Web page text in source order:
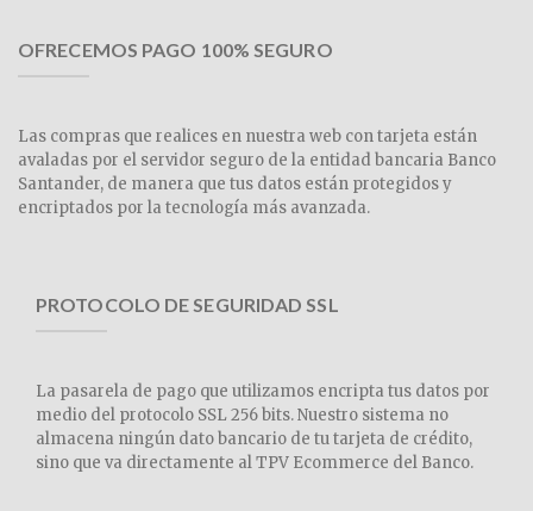
OFRECEMOS PAGO 100% SEGURO
Las compras que realices en nuestra web con tarjeta están
avaladas por el servidor seguro de la entidad bancaria Banco
Santander, de manera que tus datos están protegidos y
encriptados por la tecnología más avanzada.
PROTOCOLO DE SEGURIDAD SSL
La pasarela de pago que utilizamos encripta tus datos por
medio del protocolo SSL 256 bits. Nuestro sistema no
almacena ningún dato bancario de tu tarjeta de crédito,
sino que va directamente al TPV Ecommerce del Banco.